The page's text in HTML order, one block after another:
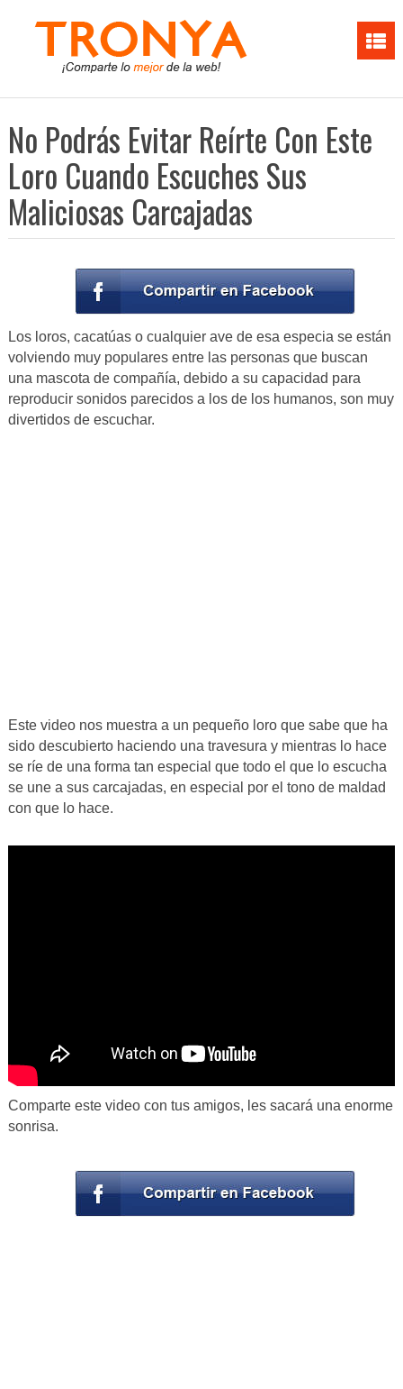
No Podrás Evitar Reírte Con Este
Loro Cuando Escuches Sus
Maliciosas Carcajadas
Los loros, cacatúas o cualquier ave de esa especia se están
volviendo muy populares entre las personas que buscan
una mascota de compañía, debido a su capacidad para
reproducir sonidos parecidos a los de los humanos, son muy
divertidos de escuchar.
Este video nos muestra a un pequeño loro que sabe que ha
sido descubierto haciendo una travesura y mientras lo hace
se ríe de una forma tan especial que todo el que lo escucha
se une a sus carcajadas, en especial por el tono de maldad
con que lo hace.
Comparte este video con tus amigos, les sacará una enorme
sonrisa.